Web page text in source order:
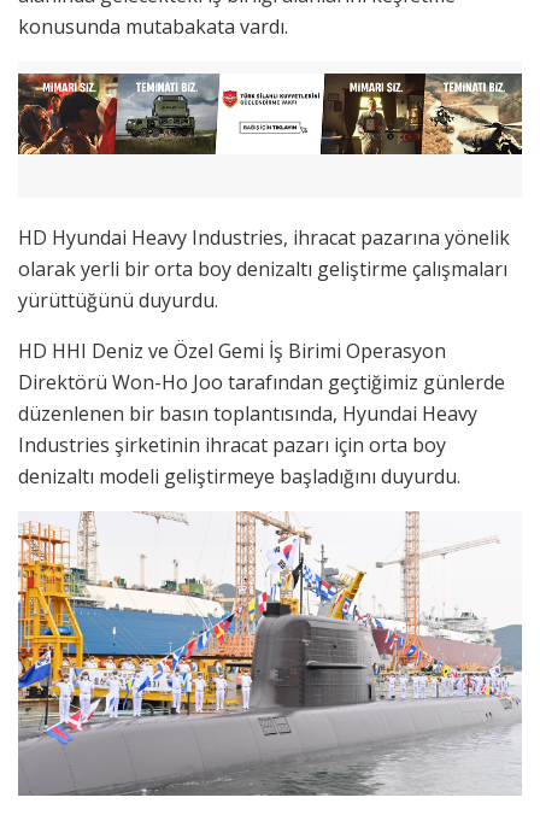
konusunda mutabakata vardı.
HD Hyundai Heavy Industries, ihracat pazarına yönelik
olarak yerli bir orta boy denizaltı geliştirme çalışmaları
yürüttüğünü duyurdu.
HD HHI Deniz ve Özel Gemi İş Birimi Operasyon
Direktörü Won-Ho Joo tarafından geçtiğimiz günlerde
düzenlenen bir basın toplantısında, Hyundai Heavy
Industries şirketinin ihracat pazarı için orta boy
denizaltı modeli geliştirmeye başladığını duyurdu.